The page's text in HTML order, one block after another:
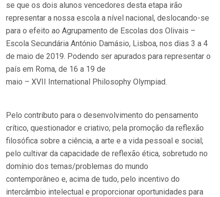
se que os dois alunos vencedores desta etapa irão
representar a nossa escola a nível nacional, deslocando-se
para o efeito ao Agrupamento de Escolas dos Olivais –
Escola Secundária António Damásio, Lisboa, nos dias 3 a 4
de maio de 2019. Podendo ser apurados para representar o
país em Roma, de 16 a 19 de
maio – XVII International Philosophy Olympiad.
Pelo contributo para o desenvolvimento do pensamento
crítico, questionador e criativo; pela promoção da reflexão
filosófica sobre a ciência, a arte e a vida pessoal e social;
pelo cultivar da capacidade de reflexão ética, sobretudo no
domínio dos temas/problemas do mundo
contemporâneo e, acima de tudo, pelo incentivo do
intercâmbio intelectual e proporcionar oportunidades para